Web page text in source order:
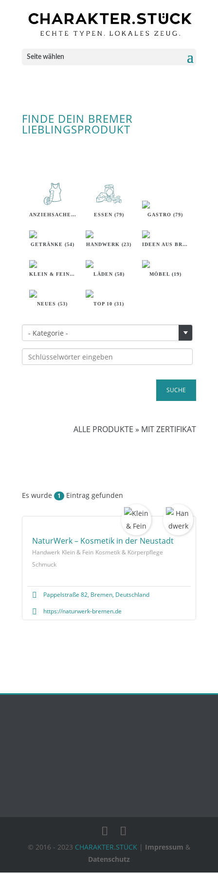
Seite wählen
FINDE DEIN BREMER
LIEBLINGSPRODUKT
ANZIEHSACHEN (40) ESSEN (79) GASTRO (79)
GETRÄNKE (54) HANDWERK (23) IDEEN AUS BREMEN (32)
KLEIN & FEIN (18) LÄDEN (58) MÖBEL (19)
NEUES (53) TOP 10 (31)
ALLE PRODUKTE » MIT ZERTIFIKAT
Es wurde 1 Eintrag gefunden
NaturWerk – Kosmetik in der Neustadt
Handwerk Klein & Fein Kosmetik & Körperpflege
Schmuck
Pappelstraße 82, Bremen, Deutschland
https://naturwerk-bremen.de
© 2016 - 2023 CHARAKTER.STÜCK | Impressum &
Datenschutz